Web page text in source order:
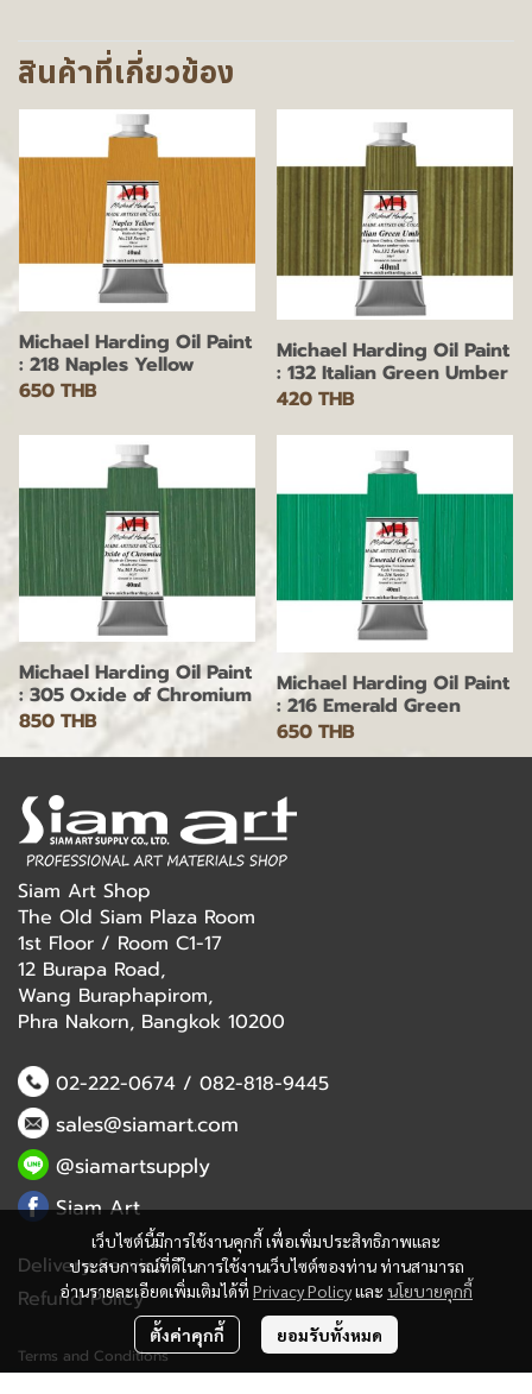
สินค้าที่เกี่ยวข้อง
Michael Harding Oil Paint
: 218 Naples Yellow
650 THB
Michael Harding Oil Paint
: 132 Italian Green Umber
420 THB
Michael Harding Oil Paint
: 305 Oxide of Chromium
850 THB
Michael Harding Oil Paint
: 216 Emerald Green
650 THB
เว็บไซต์นี้มีการใช้งานคุกกี้ เพื่อเพิ่มประสิทธิภาพและ
ประสบการณ์ที่ดีในการใช้งานเว็บไซต์ของท่าน ท่านสามารถ
อ่านรายละเอียดเพิ่มเติมได้ที่ Privacy Policyและ นโยบายคุกกี้
ตั้งค่าคุกกี้ ยอมรับทั้งหมด
Siam Art Shop
The Old Siam Plaza Room
1st Floor / Room C1-17
12 Burapa Road,
Wang Buraphapirom,
Phra Nakorn, Bangkok 10200
02-222-0674/ 082-818-9445
sales@siamart.com
@siamartsupply
Siam Art
Delivery Service
Refund Policy
Terms and Conditions